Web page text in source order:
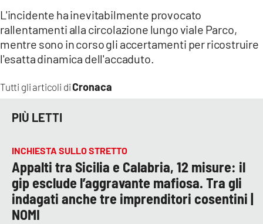
App
ANDROID
APPLE
Tutti gli articoli diCronaca
L'incidente ha inevitabilmente provocato
rallentamenti alla circolazione lungo viale Parco,
mentre sono in corso gli accertamenti per ricostruire
l'esatta dinamica dell'accaduto.
PIÙ LETTI
INCHIESTA SULLO STRETTO
Appalti tra Sicilia e Calabria, 12 misure: il
gip esclude l’aggravante mafiosa. Tra gli
indagati anche tre imprenditori cosentini |
NOMI